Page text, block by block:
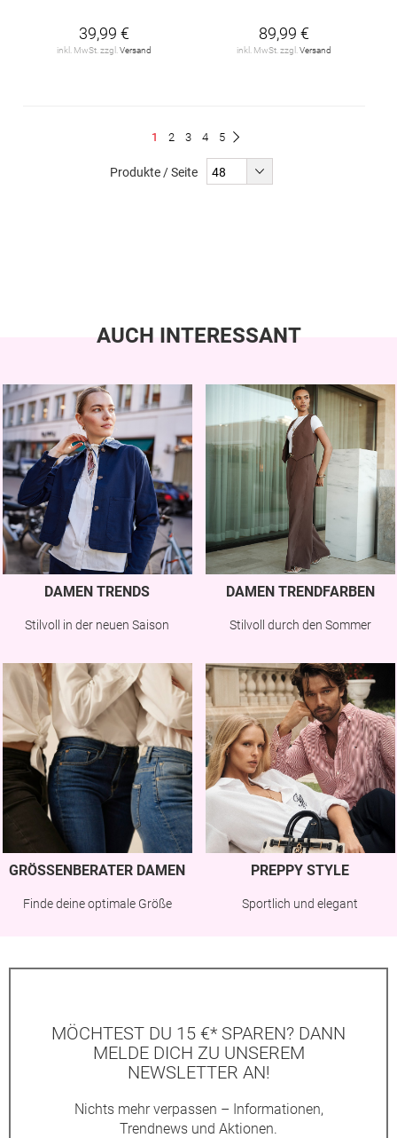
39,99 €
inkl. MwSt. zzgl. Versand
89,99 €
inkl. MwSt. zzgl. Versand
Du
1 Seite
2 Seite
3 Seite
4 Seite
5
Produkte / Seite
AUCH INTERESSANT
DAMEN TRENDS
Stilvoll in der neuen Saison
DAMEN TRENDFARBEN
Stilvoll durch den Sommer
GRÖSSENBERATER DAMEN
Finde deine optimale Größe
PREPPY STYLE
Sportlich und elegant
MÖCHTEST DU 15 €* SPAREN? DANN
MELDE DICH ZU UNSEREM
NEWSLETTER AN!
Nichts mehr verpassen – Informationen,
Trendnews und Aktionen.